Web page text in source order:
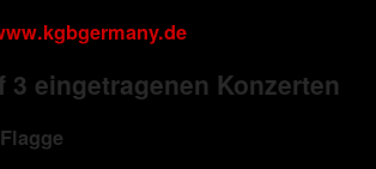
3 eingetragenen Konzerten